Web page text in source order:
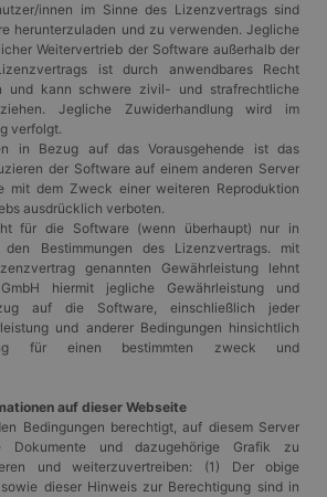
innen im Sinne des Lizenzvertrags sind
herunterzuladen und zu verwenden. Jegliche
Weitervertrieb der Software außerhalb der
ist durch anwendbares Recht
und kann schwere zivil- und strafrechtliche
Jegliche Zuwiderhandlung wird im
verfolgt.
in Bezug auf das Vorausgehende ist das
der Software auf einem anderen Server
mit dem Zweck einer weiteren Reproduktion
ausdrücklich verboten.
für die Software (wenn überhaupt) nur in
den Bestimmungen des Lizenzvertrags. mit
genannten Gewährleistung lehnt
hiermit jegliche Gewährleistung und
auf die Software, einschließlich jeder
und anderer Bedingungen hinsichtlich
für einen bestimmten zweck und
auf dieser Webseite
Bedingungen berechtigt, auf diesem Server
Dokumente und dazugehörige Grafik zu
und weiterzuvertreiben: (1) Der obige
dieser Hinweis zur Berechtigung sind in